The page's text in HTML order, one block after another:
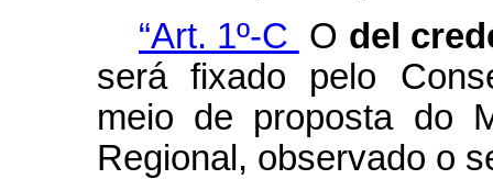
“Art. 1º-C O del
será fixado pelo
meio de proposta do
Regional, observado o